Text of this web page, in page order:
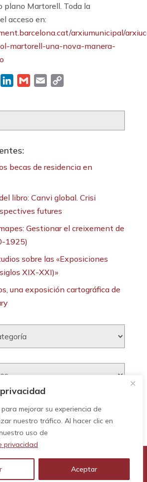
mejorar su experiencia de
nuestro tráfico. Al hacer clic en
uso de
privacidad
Aceptar
plano Martorell. Toda la
acceso en:
arxiumunicipal/
martorell-una-nova-manera-
FacebookLinkedIn
Gmail Email
becas de residencia en
libro: Canvi global. Crisi
futures
Gestionar el creixement de
1925)
sobre las «Exposiciones
XIX-XXI)»
una exposición cartográfica de
- Tots els drets reservats